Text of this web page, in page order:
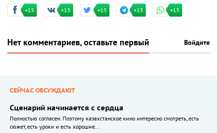
+15 +15 +15 +15 +15
Нет комментариев, оставьте первый Войдите
СЕЙЧАС ОБСУЖДАЮТ
Сценарий начинается с сердца
Полностью согласен. Поэтому казахстанское кино интересно смотреть, есть
сюжет, есть уроки и есть хорошие...